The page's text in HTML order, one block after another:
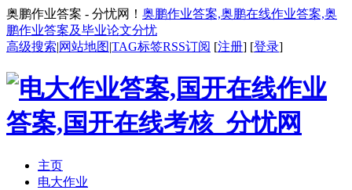
奥鹏作业答案 - 分忧网！ 奥鹏作业答案,奥鹏在线作业答案,奥
鹏作业答案及毕业论文分忧
高级搜索|网站地图|TAG标签RSS订阅 [注册] [登录]
主页
电大作业